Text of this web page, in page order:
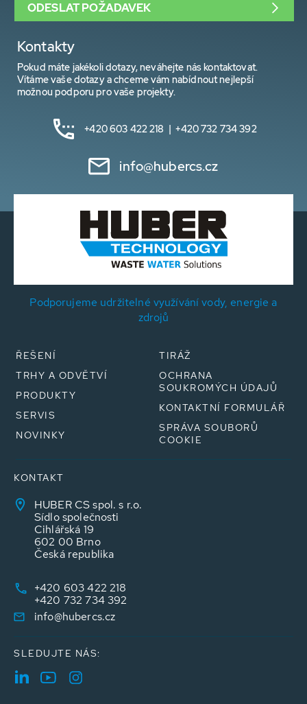
Kontakty
Pokud máte jakékoli dotazy, neváhejte nás kontaktovat.
Vítáme vaše dotazy a chceme vám nabídnout nejlepší
možnou podporu pro vaše projekty.
+420 603 422 218 | +420 732 734 392
info@hubercs.cz
ODESLAT POŽADAVEK
Podporujeme udržitelné využívání vody, energie a
zdrojů
ŘEŠENÍ
TRHY A ODVĚTVÍ
PRODUKTY
SERVIS
NOVINKY
TIRÁŽ
OCHRANA
SOUKROMÝCH ÚDAJŮ
KONTAKTNÍ FORMULÁŘ
SPRÁVA SOUBORŮ
COOKIE
KONTAKT
HUBER CS spol. s r.o.
Sídlo společnosti
Cihlářská 19
602 00 Brno
Česká republika
+420 603 422 218
+420 732 734 392
info@hubercs.cz
SLEDUJTE NÁS: